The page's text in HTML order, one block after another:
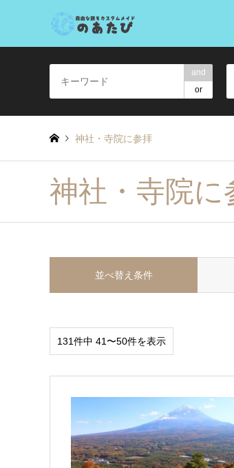
and
or
神社・寺院に参拝
神社・寺院に
並べ替え条件
131件中 41〜50件を表示